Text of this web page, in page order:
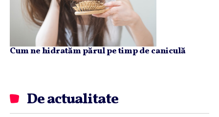
Cum ne hidratăm părul pe timp de caniculă
De actualitate